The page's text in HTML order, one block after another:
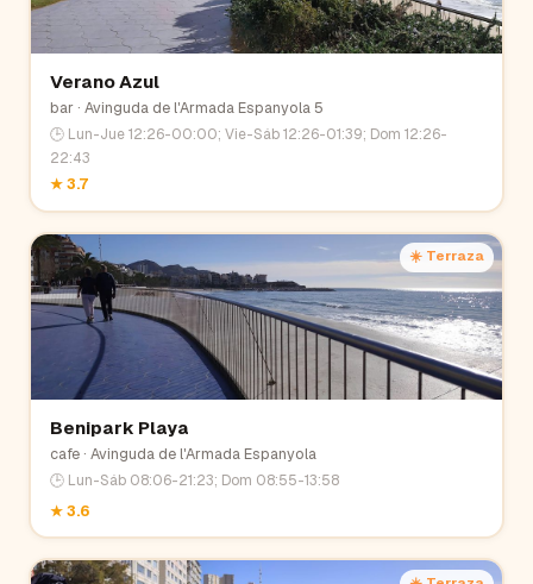
Verano Azul
bar· Avinguda de l'Armada Espanyola 5
🕒 Lun-Jue 12:26-00:00; Vie-Sáb 12:26-01:39; Dom 12:26-
22:43
★3.7
☀️ Terraza
Benipark Playa
cafe· Avinguda de l'Armada Espanyola
🕒 Lun-Sáb 08:06-21:23; Dom 08:55-13:58
★3.6